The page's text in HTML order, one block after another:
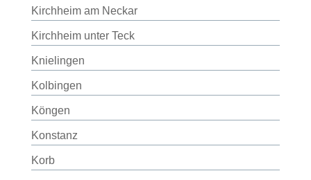
Kirchheim am Neckar
Kirchheim unter Teck
Knielingen
Kolbingen
Köngen
Konstanz
Korb